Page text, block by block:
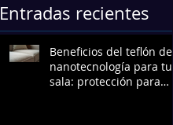
Beneficios del teflón de
nanotecnología para tu
sala: protección para
Entradas recientes